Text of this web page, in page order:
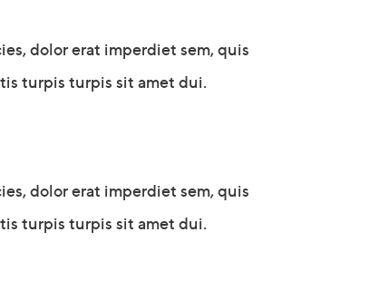
dolor erat imperdiet sem, quis
turpis turpis sit amet dui.
dolor erat imperdiet sem, quis
turpis turpis sit amet dui.